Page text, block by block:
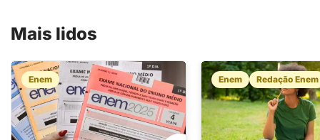
Mais lidos
Enem Enem Redação Enem